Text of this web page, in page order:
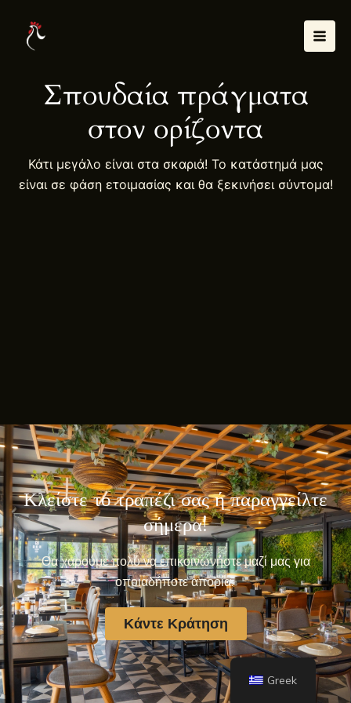
περιεχόμενο
Σπουδαία πράγματα
στον ορίζοντα
Κάτι μεγάλο είναι στα σκαριά! Το κατάστημά μας
είναι σε φάση ετοιμασίας και θα ξεκινήσει σύντομα!
Κλείστε το τραπέζι σας ή παραγγείλτε
σήμερα!
Θα χαρούμε πολύ να επικοινωνήστε μαζί μας για
οποιαδήποτε απορία.
Κάντε Κράτηση
Greek